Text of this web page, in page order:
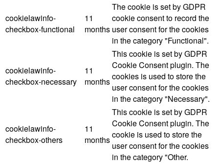
cookielawinfo-
checkbox-functional
11
months
The cookie is set by GDPR
cookie consent to record the
user consent for the cookies
in the category "Functional".
cookielawinfo-
checkbox-necessary
11
months
This cookie is set by GDPR
Cookie Consent plugin. The
cookies is used to store the
user consent for the cookies
in the category "Necessary".
cookielawinfo-
checkbox-others
11
months
This cookie is set by GDPR
Cookie Consent plugin. The
cookie is used to store the
user consent for the cookies
in the category "Other.